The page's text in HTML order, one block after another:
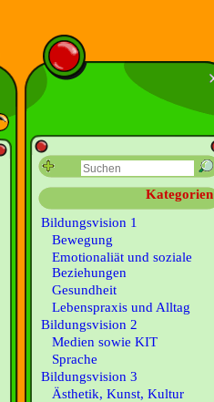
Kategorien
Bildungsvision 1
Bewegung
Emotionaliät und soziale
Beziehungen
Gesundheit
Lebenspraxis und Alltag
Bildungsvision 2
Medien sowie KIT
Sprache
Bildungsvision 3
Ästhetik, Kunst, Kultur